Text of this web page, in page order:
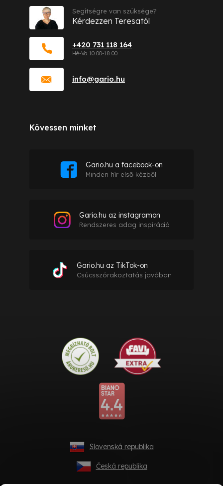
info@gario.hu
+420 731 118 164
Segítségre van szüksége?
Kérdezzen Teresatól
Kövessen minket
Gario.hu a facebook-on
Minden hír első kézből
Gario.hu az instagramon
Rendszeres adag inspiráció
Gario.hu az TikTok-on
Csúcsszórakoztatás javában
Slovenská republika
Česká republika